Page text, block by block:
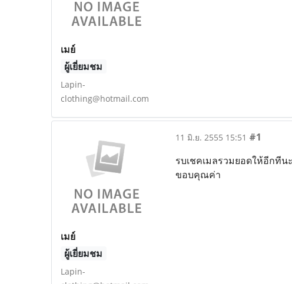
เมย์
ผู้เยี่ยมชม
Lapin-
clothing@hotmail.com
เมย์
ผู้เยี่ยมชม
Lapin-
11 มิ.ย. 2555 15:51 #1
รบเชคเมลรวมยอดให้อีกทีน
ขอบคุณค่า